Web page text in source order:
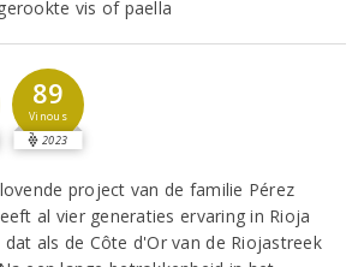
vis of paella
89
Vinous
2023
project van de familie Pérez
al vier generaties ervaring in Rioja
als de Côte d'Or van de Riojastreek